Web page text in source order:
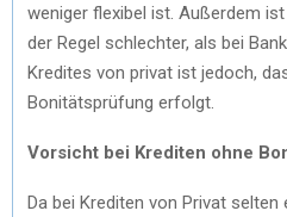
weniger flexibel ist. Außerdem
der Regel schlechter, als bei
Kredites von privat ist jedoch,
Bonitätsprüfung erfolgt.
Vorsicht bei Krediten ohne
Da bei Krediten von Privat